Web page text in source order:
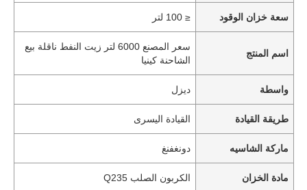
سعة خزان الوقود ≤ 100 لتر
اسم المنتج
سعر المصنع 6000 لتر زيت النفط ناقلة بيع
الشاحنة كينيا
واسطة ديزل
طريقة القيادة القيادة اليسرى
ماركة الشاسيه دونغفنغ
مادة الخزان الكربون الصلب Q235